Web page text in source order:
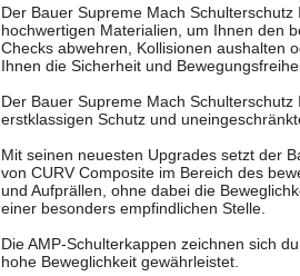
Der Bauer Supreme Mach
hochwertigen Materialien, um Ihnen den
Checks abwehren, Kollisionen aushalten
Ihnen die Sicherheit und
Der Bauer Supreme Mach
erstklassigen Schutz und
Mit seinen neuesten Upgrades setzt der
von CURV Composite im Bereich des
und Aufprällen, ohne dabei die
einer besonders empfindlichen Stelle.
Die AMP-Schulterkappen zeichnen sich
hohe Beweglichkeit gewährleistet.